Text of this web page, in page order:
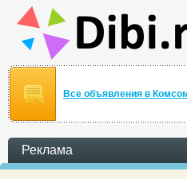
Все объявления в
Реклама